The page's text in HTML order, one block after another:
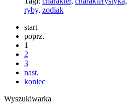
ryby, zodiak
start
poprz.
1
2
3
nast.
koniec
Wyszukiwarka